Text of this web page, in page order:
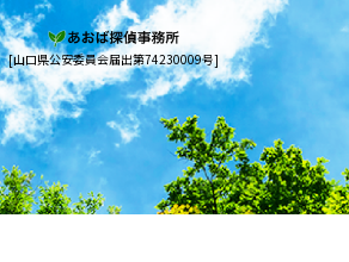
[山口県公安委員会届出第74230009号]